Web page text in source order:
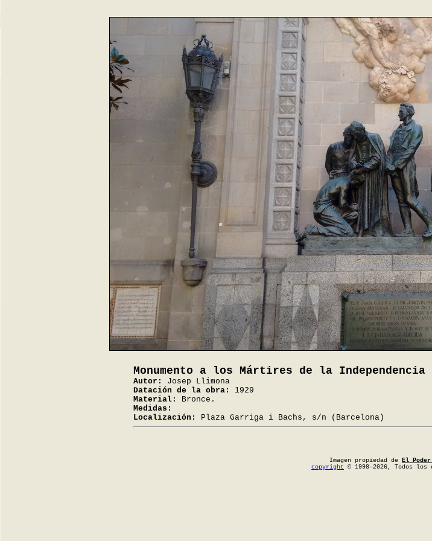
Monumento a los Mártires de la Independencia
Autor:
Josep Llimona
Datación de la obra:
1929
Material:
Bronce.
Medidas:
Localización:
Plaza Garriga i Bachs, s/n (Barcelona)
Imagen propiedad de
El
copyright © 1998-2026, Todos los